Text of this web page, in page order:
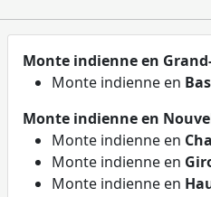
Monte indienne en
Monte indienne en
Monte indienne en
Monte indienne en
Monte indienne en
Monte indienne en